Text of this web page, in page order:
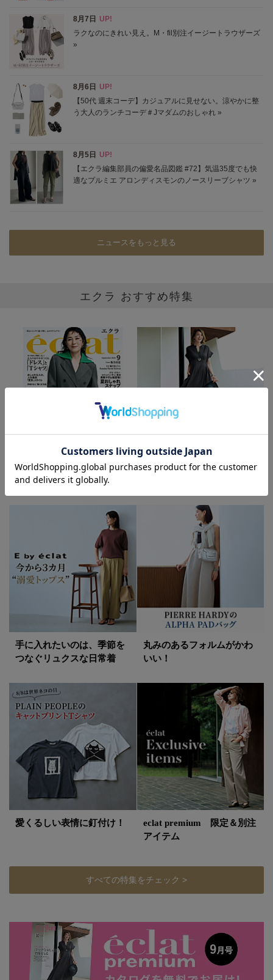
ニュースをもっと見る
エクラ おすすめ特集
エクラ最新9月号をお届けし
ます
ニュアンスカラーの涼しげ
手に入れたいのは、季節を
つなぐリュクスな日常着
丸みのあるフォルムがかわ
いい！
愛くるしい表情に釘付け！
eclat premium 限定＆別注
アイテム
すべての特集をチェック >